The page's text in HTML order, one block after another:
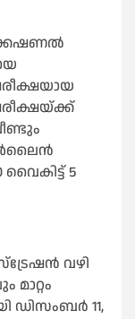
പരീക്ഷയ്ക്ക്
5
വഴി
മാറ്റം
ഡിസംബർ 11,